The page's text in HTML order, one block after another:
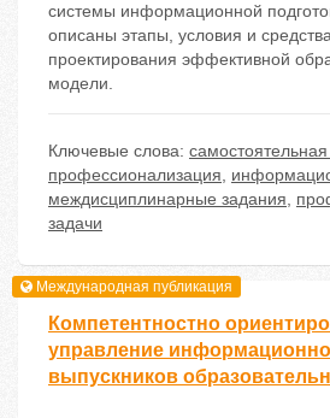
системы информационной
описаны этапы, условия и
проектирования эффективной
модели.
Ключевые слова:
профессионализация,
междисциплинарные задания,
задачи
Международная публикация
Компетентностно
управление
выпускников